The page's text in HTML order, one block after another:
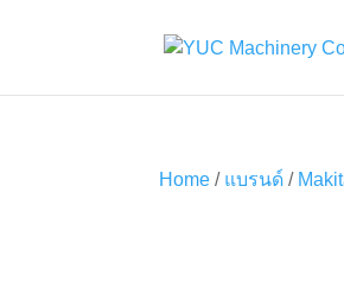
Home / แบรนด์ /